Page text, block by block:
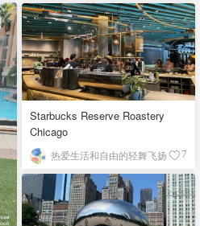
Starbucks Reserve Roastery
Chicago
热爱生活和自由的轻舞飞扬 7